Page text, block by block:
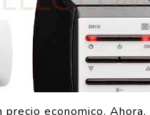
economico. Ahora,